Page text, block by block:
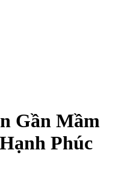
Gần Mầm
Phúc